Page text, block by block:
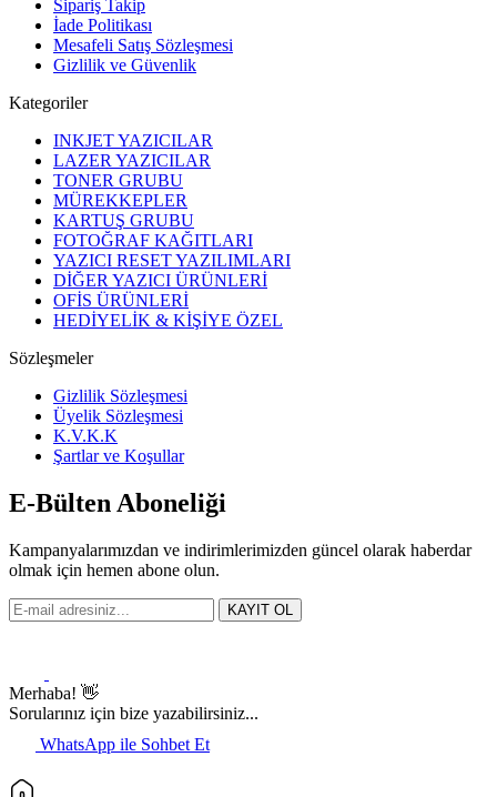
Sipariş Takip
İade Politikası
Mesafeli Satış Sözleşmesi
Gizlilik ve Güvenlik
Kategoriler
INKJET YAZICILAR
LAZER YAZICILAR
TONER GRUBU
MÜREKKEPLER
KARTUŞ GRUBU
FOTOĞRAF KAĞITLARI
YAZICI RESET YAZILIMLARI
DİĞER YAZICI ÜRÜNLERİ
OFİS ÜRÜNLERİ
HEDİYELİK & KİŞİYE ÖZEL
Sözleşmeler
Gizlilik Sözleşmesi
Üyelik Sözleşmesi
K.V.K.K
Şartlar ve Koşullar
E-Bülten Aboneliği
Kampanyalarımızdan ve indirimlerimizden güncel olarak haberdar
olmak için hemen abone olun.
KAYIT OL
Merhaba! 👋
Sorularınız için bize yazabilirsiniz...
WhatsApp ile Sohbet Et